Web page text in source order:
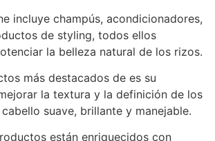
incluye champús, acondicionadores,
de styling, todos ellos
la belleza natural de los rizos.
más destacados de es su
la textura y la definición de los
suave, brillante y manejable.
están enriquecidos con